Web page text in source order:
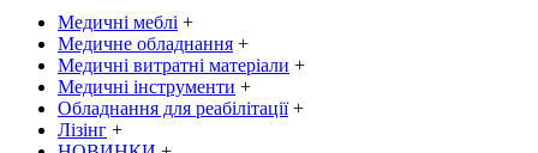
Медичні меблі +
Медичне обладнання +
Медичні витратні матеріали +
Медичні інструменти +
Обладнання для реабілітації +
Лізінг +